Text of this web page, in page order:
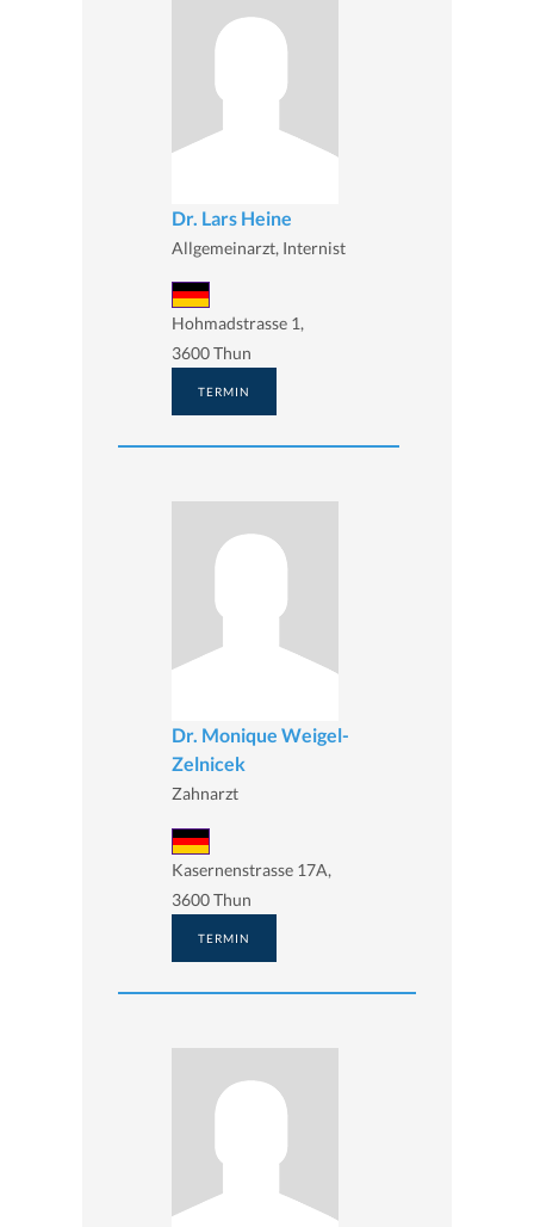
Dr. Lars Heine
Allgemeinarzt, Internist
Hohmadstrasse 1,
3600 Thun
TERMIN
Dr. Monique Weigel-
Zelnicek
Zahnarzt
Kasernenstrasse 17A,
3600 Thun
TERMIN